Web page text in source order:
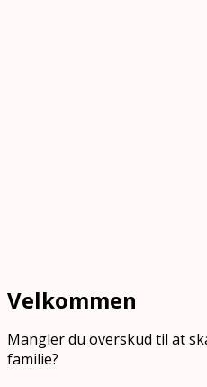
Velkommen
Mangler du overskud til at
familie?